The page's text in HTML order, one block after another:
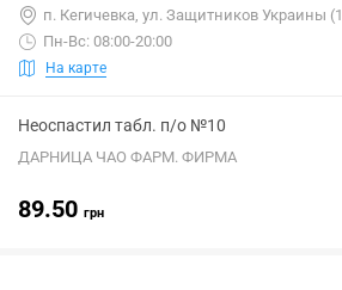
п. Кегичевка, ул. Защитников Украины
Пн-Вс: 08:00-20:00
На карте
Неоспастил табл. п/о №10
ДАРНИЦА ЧАО ФАРМ. ФИРМА
89.50 грн